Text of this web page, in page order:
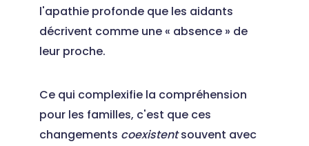
l'apathie profonde que les aidants
décrivent comme une « absence » de
leur proche.
Ce qui complexifie la compréhension
pour les familles, c'est que ces
changements coexistentsouvent avec